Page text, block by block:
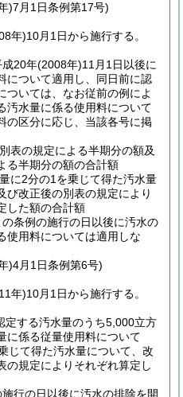
)7月1日条例第17号)
年)10月1日から施行する。
成20年(2008年)11月1日以後に
について適用し、同日前に認
ついては、なお従前の例によ
汚水量に係る使用料について
の区分に応じ、当該各号に掲
表の規定による半期分の額及
る半期分の額の合計額
に2分の1を乗じて得た汚水量
び改正後の別表の規定により
した額の合計額
条例の施行の日以後に汚水の
使用料については適用しな
)4月1日条例第6号)
年)10月1日から施行する。
定する汚水量のうち5,000立方
に係る従量使用料について
じて得た汚水量について、改
の規定によりそれぞれ算定し
行の日以後に汚水の排除を開